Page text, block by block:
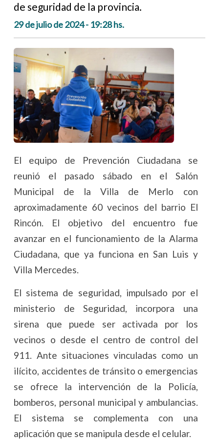
de seguridad de la provincia.
29 de julio de 2024 - 19:28 hs.
El equipo de Prevención Ciudadana se
reunió el pasado sábado en el Salón
Municipal de la Villa de Merlo con
aproximadamente 60 vecinos del barrio El
Rincón. El objetivo del encuentro fue
avanzar en el funcionamiento de la Alarma
Ciudadana, que ya funciona en San Luis y
Villa Mercedes.
El sistema de seguridad, impulsado por el
ministerio de Seguridad, incorpora una
sirena que puede ser activada por los
vecinos o desde el centro de control del
911. Ante situaciones vinculadas como un
ilícito, accidentes de tránsito o emergencias
se ofrece la intervención de la Policía,
bomberos, personal municipal y ambulancias.
El sistema se complementa con una
aplicación que se manipula desde el celular.